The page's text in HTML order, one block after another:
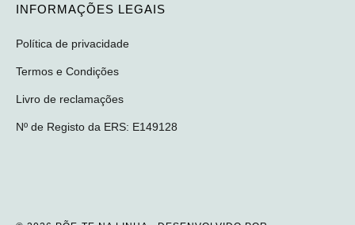
INFORMAÇÕES LEGAIS
Política de privacidade
Termos e Condições
Livro de reclamações
Nº de Registo da ERS: E149128